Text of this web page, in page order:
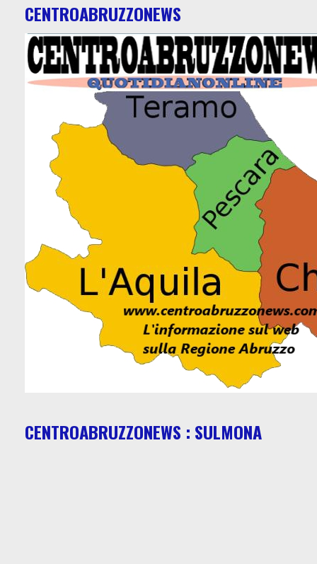
CENTROABRUZZONEWS
CENTROABRUZZONEWS : SULMONA